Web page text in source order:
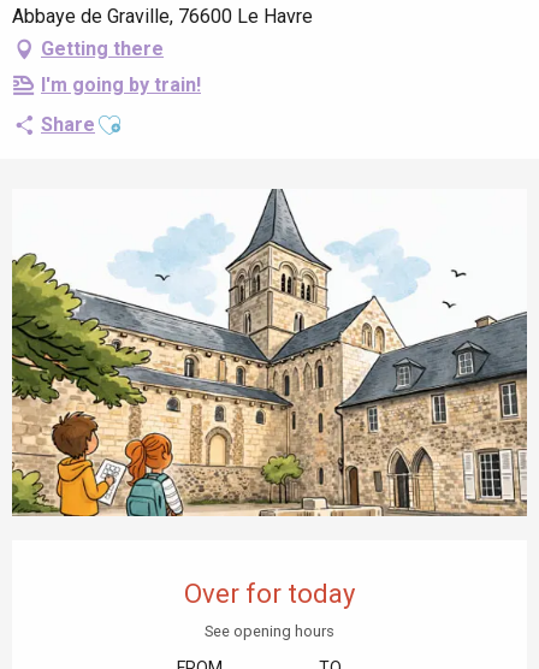
Abbaye de Graville, 76600 Le Havre
Getting there
I'm going by train!
Share Ajouter aux favoris
Over for today
See opening hours